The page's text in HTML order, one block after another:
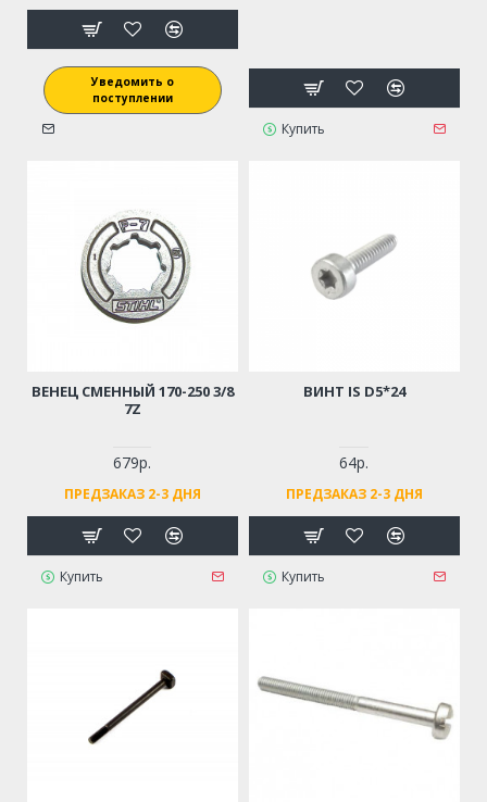
Уведомить о
поступлении
Купить
ВЕНЕЦ СМЕННЫЙ 170-250 3/8
7Z
679р.
ПРЕДЗАКАЗ 2-3 ДНЯ
Купить
ВИНТ IS D5*24
64р.
ПРЕДЗАКАЗ 2-3 ДНЯ
Купить